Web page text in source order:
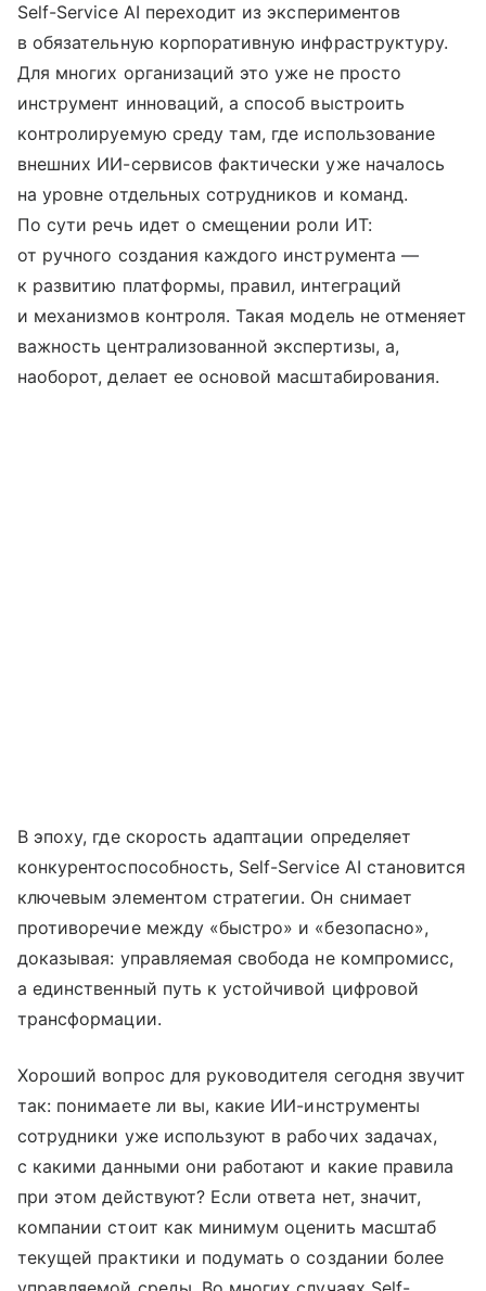
Self-Service AI переходит из экспериментов
в обязательную корпоративную инфраструктуру.
Для многих организаций это уже не просто
инструмент инноваций, а способ выстроить
контролируемую среду там, где использование
внешних ИИ-сервисов фактически уже началось
на уровне отдельных сотрудников и команд.
По сути речь идет о смещении роли ИТ:
от ручного создания каждого инструмента —
к развитию платформы, правил, интеграций
и механизмов контроля. Такая модель не отменяет
важность централизованной экспертизы, а,
наоборот, делает ее основой масштабирования.
В эпоху, где скорость адаптации определяет
конкурентоспособность, Self-Service AI становится
ключевым элементом стратегии. Он снимает
противоречие между «быстро» и «безопасно»,
доказывая: управляемая свобода не компромисс,
а единственный путь к устойчивой цифровой
трансформации.
Хороший вопрос для руководителя сегодня звучит
так: понимаете ли вы, какие ИИ-инструменты
сотрудники уже используют в рабочих задачах,
с какими данными они работают и какие правила
при этом действуют? Если ответа нет, значит,
компании стоит как минимум оценить масштаб
текущей практики и подумать о создании более